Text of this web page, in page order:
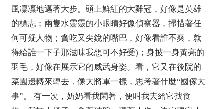
風凜凜地邁著大步。頭上鮮紅的大雞冠，好像是英雄
的標志；兩隻水靈靈的小眼睛好像偵察器，掃描著任
何可疑人物；貪吃又尖銳的嘴巴，好像看誰不爽，就
得給誰一下子那滋味我想可不好受)；身披一身黃亮的
羽毛，好像在展示它的威武身姿。看，它又在後院的
菜園邊轉來轉去，像大將軍一樣，思考著什麼“國傢大
事”。 有一次，奶奶看我閑著，便叫我去給它找食